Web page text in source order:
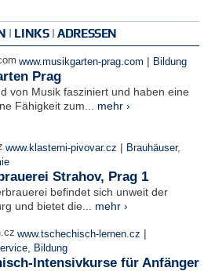
| LINKS | ADRESSEN
www.musikgarten-prag.com | Bildung
Prag
von Musik fasziniert und haben eine
Fähigkeit zum... mehr ›
www.klasterni-pivovar.cz | Brauhäuser,
Strahov, Prag 1
befindet sich unweit der
und bietet die... mehr ›
www.tschechisch-lernen.cz |
, Bildung
Intensivkurse für Anfänger